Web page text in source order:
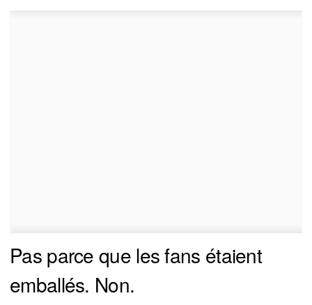
Pas parce que les fans étaient
emballés. Non.